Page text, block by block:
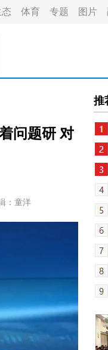
体育 专题 图片
问题研 对
：童洋
推